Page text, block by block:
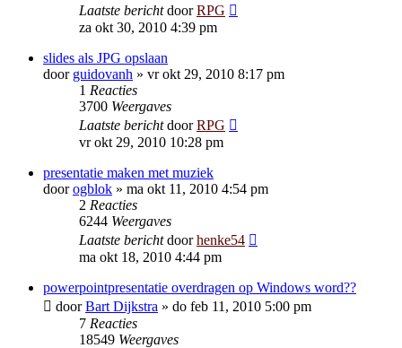
Laatste berichtdoorRPG
za okt 30, 2010 4:39 pm
slides als JPG opslaan
door guidovanh » vr okt 29, 2010 8:17 pm
1 Reacties
3700 Weergaves
Laatste berichtdoorRPG
vr okt 29, 2010 10:28 pm
presentatie maken met muziek
doorogblok » ma okt 11, 2010 4:54 pm
2 Reacties
6244 Weergaves
Laatste berichtdoorhenke54
ma okt 18, 2010 4:44 pm
powerpointpresentatie overdragen op Windows word??
doorBart Dijkstra » do feb 11, 2010 5:00 pm
7 Reacties
18549 Weergaves